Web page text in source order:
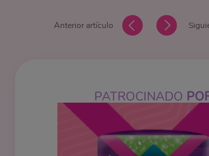
Anterior artículo
PATROCINADO